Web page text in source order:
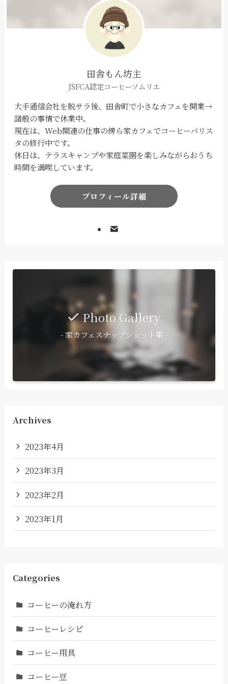
田舎もん坊主
JSFCA認定コーヒーソムリエ
大手通信会社を脱サラ後、田舎町で小さなカフェを開業→
諸般の事情で休業中。
現在は、Web関連の仕事の傍ら家カフェでコーヒーバリス
タの修行中です。
休日は、テラスキャンプや家庭菜園を楽しみながらおうち
時間を満喫しています。
プロフィール詳細
Photo Gallery
- 家カフェスナップショット集 -
Archives
2023年4月
2023年3月
2023年2月
2023年1月
Categories
コーヒーの淹れ方
コーヒーレシピ
コーヒー用具
コーヒー豆